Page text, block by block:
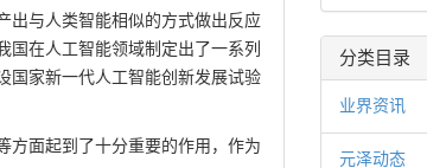
出与人类智能相似的方式做出反应
国在人工智能领域制定出了一系列
国家新一代人工智能创新发展试验
方面起到了十分重要的作用，作为
分类目录
业界资讯
元泽动态